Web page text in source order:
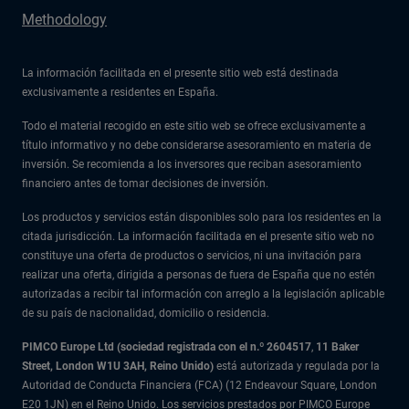
Methodology
La información facilitada en el presente sitio web está destinada
exclusivamente a residentes en España.
Todo el material recogido en este sitio web se ofrece exclusivamente a
título informativo y no debe considerarse asesoramiento en materia de
inversión. Se recomienda a los inversores que reciban asesoramiento
financiero antes de tomar decisiones de inversión.
Los productos y servicios están disponibles solo para los residentes en la
citada jurisdicción. La información facilitada en el presente sitio web no
constituye una oferta de productos o servicios, ni una invitación para
realizar una oferta, dirigida a personas de fuera de España que no estén
autorizadas a recibir tal información con arreglo a la legislación aplicable
de su país de nacionalidad, domicilio o residencia.
PIMCO Europe Ltd (sociedad registrada con el n.º 2604517, 11 Baker
Street, London W1U 3AH, Reino Unido) está autorizada y regulada por la
Autoridad de Conducta Financiera (FCA) (12 Endeavour Square, London
E20 1JN) en el Reino Unido. Los servicios prestados por PIMCO Europe